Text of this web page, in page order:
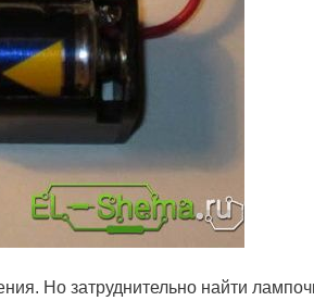
Но затруднительно найти